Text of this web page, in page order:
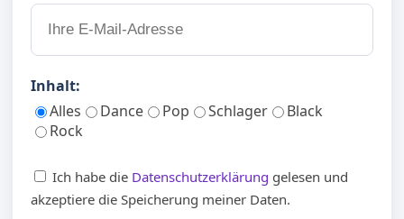
Inhalt:
Alles
Dance Pop Schlager
Black
Rock
Ich habe die Datenschutzerklärung gelesen und
akzeptiere die Speicherung meiner Daten.